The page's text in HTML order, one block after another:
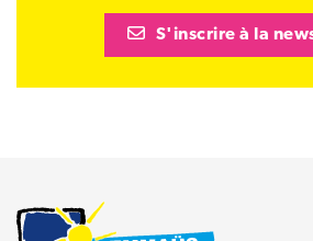
S'inscrire à la